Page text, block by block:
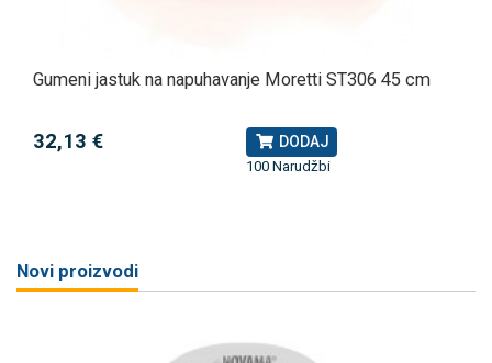
Gumeni jastuk na napuhavanje Moretti ST306 45 cm
32,13 € DODAJ
100 Narudžbi
Novi proizvodi